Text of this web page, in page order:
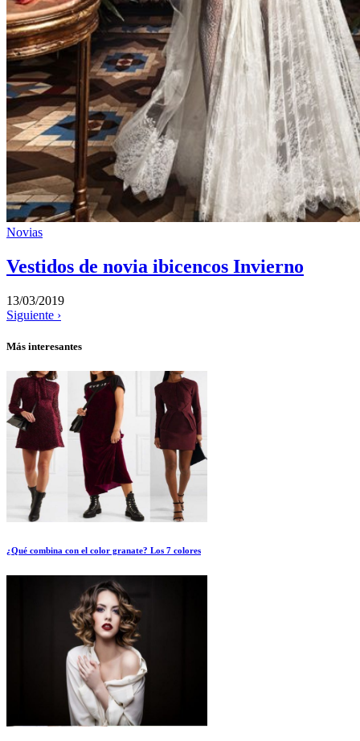
Novias
Vestidos de novia ibicencos Invierno
13/03/2019
Siguiente ›
Más interesantes
¿Qué combina con el color granate? Los 7 colores